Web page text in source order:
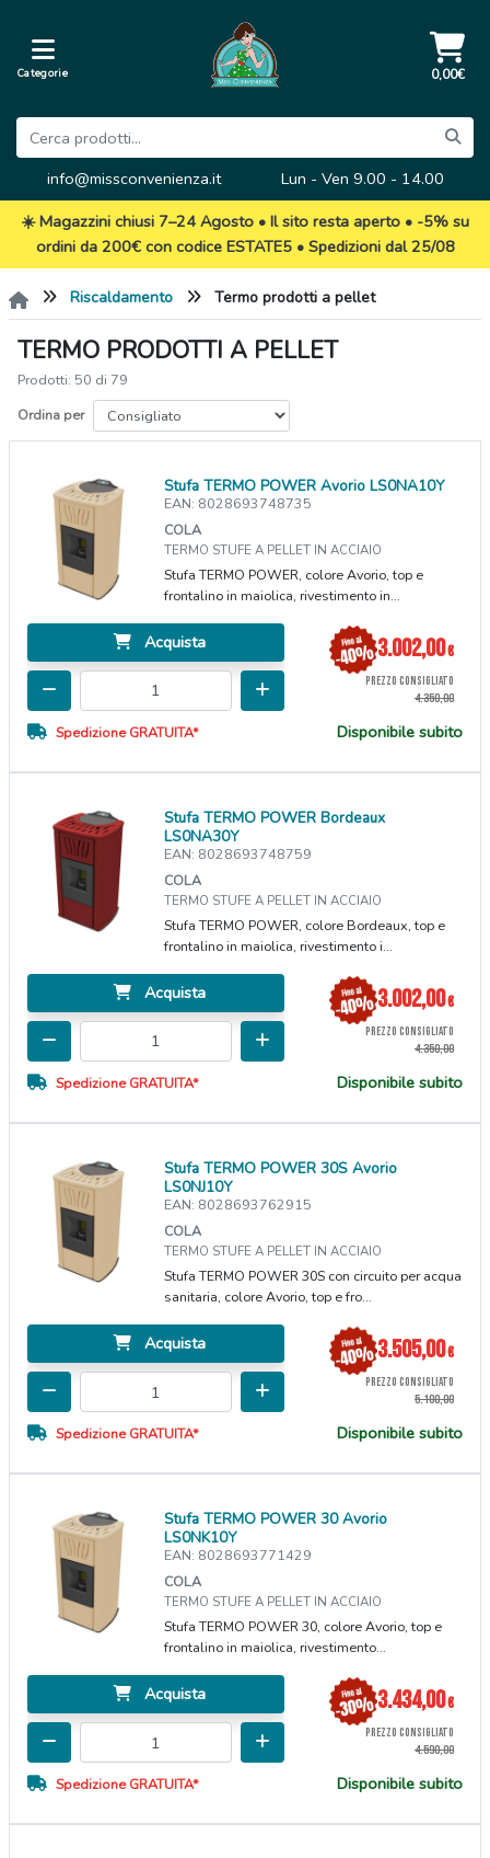
Categorie 0,00€
info@missconvenienza.it
Lun - Ven 9.00 - 14.00
☀️ Magazzini chiusi 7–24 Agosto • Il sito resta aperto • -5% su
ordini da 200€ con codice ESTATE5 • Spedizioni dal 25/08
Riscaldamento Termo prodotti a pellet
TERMO PRODOTTI A PELLET
Prodotti: 50 di 79
Ordina per
Stufa TERMO POWER Avorio LS0NA10Y
EAN: 8028693748735
COLA
TERMO STUFE A PELLET IN ACCIAIO
Stufa TERMO POWER, colore Avorio, top e
frontalino in maiolica, rivestimento in...
Acquista 3.002,00€
PREZZO CONSIGLIATO
4.350,00
Spedizione GRATUITA* Disponibile subito
Stufa TERMO POWER Bordeaux
LS0NA30Y
EAN: 8028693748759
COLA
TERMO STUFE A PELLET IN ACCIAIO
Stufa TERMO POWER, colore Bordeaux, top e
frontalino in maiolica, rivestimento i...
Acquista 3.002,00€
PREZZO CONSIGLIATO
4.350,00
Spedizione GRATUITA* Disponibile subito
Stufa TERMO POWER 30S Avorio
LS0NJ10Y
EAN: 8028693762915
COLA
TERMO STUFE A PELLET IN ACCIAIO
Stufa TERMO POWER 30S con circuito per acqua
sanitaria, colore Avorio, top e fro...
Acquista 3.505,00€
PREZZO CONSIGLIATO
5.100,00
Spedizione GRATUITA* Disponibile subito
Stufa TERMO POWER 30 Avorio
LS0NK10Y
EAN: 8028693771429
COLA
TERMO STUFE A PELLET IN ACCIAIO
Stufa TERMO POWER 30, colore Avorio, top e
frontalino in maiolica, rivestimento...
Acquista 3.434,00€
PREZZO CONSIGLIATO
4.590,00
Spedizione GRATUITA* Disponibile subito